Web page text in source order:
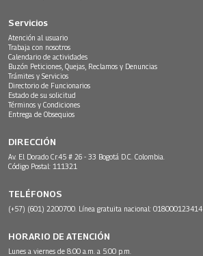
Servicios
Atención al usuario
Trabaja con nosotros
Calendario de actividades
Buzón Peticiones, Quejas, Reclamos y Denuncias
Trámites y Servicios
Directorio de Funcionarios
Estado de su solicitud
Términos y Condiciones
Entrega de Obsequios
DIRECCIÓN
Av. El Dorado Cr.45 # 26 - 33 Bogotá D.C. Colombia.
Código Postal: 111321
TELÉFONOS
(+57) (601) 2200700. Línea gratuita nacional: 018000123414
HORARIO DE ATENCIÓN
Lunes a viernes de 8:00 a.m. a 5:00 p.m.